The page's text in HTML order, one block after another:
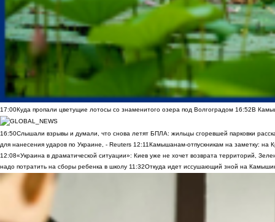
17:00Куда пропали цветущие лотосы со знаменитого озера под Волгоградом 16:52В
16:50Слышали взрывы и думали, что снова летят БПЛА: жильцы сгоревшей парковки
для нанесения ударов по Украине, - Reuters 12:11Камышанам-отпускникам на заметку: на
12:08«Украина в драматической ситуации»: Киев уже не хочет возврата территорий,
надо потратить на сборы ребенка в школу 11:32Откуда идет иссушающий зной на